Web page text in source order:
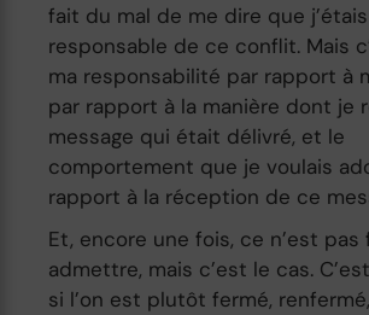
fait du mal de me dire que
responsable de ce conflit. Mais
ma responsabilité par rapport à
par rapport à la manière dont je
message qui était délivré, et le
comportement que je voulais
rapport à la réception de ce
Et, encore une fois, ce n’est pas
admettre, mais c’est le cas.
si l’on est plutôt fermé,